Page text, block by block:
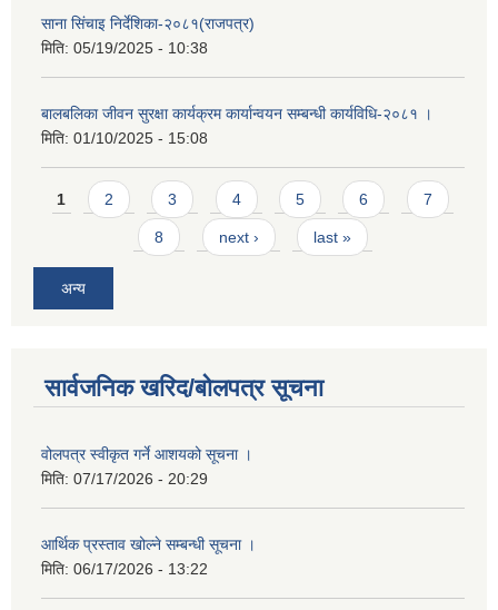
साना सिंचाइ निर्देशिका-२०८१(राजपत्र)
मिति: 05/19/2025 - 10:38
बालबलिका जीवन सुरक्षा कार्यक्रम कार्यान्वयन सम्बन्धी कार्यविधि-२०८१ ।
मिति: 01/10/2025 - 15:08
Pages
1 2 3 4 5 6 7
8 next › last »
अन्य
सार्वजनिक खरिद/बोलपत्र सूचना
वोलपत्र स्वीकृत गर्ने आशयको सूचना ।
मिति: 07/17/2026 - 20:29
आर्थिक प्रस्ताव खोल्ने सम्बन्धी सूचना ।
मिति: 06/17/2026 - 13:22